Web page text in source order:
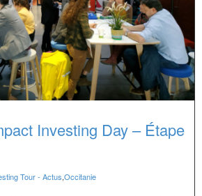
Investing Day – Étape
Tour - Actus,Occitanie